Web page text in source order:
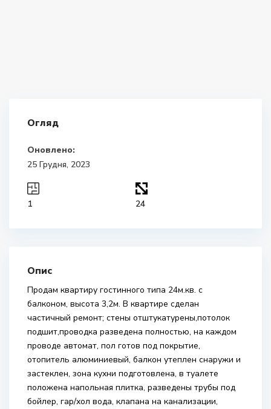
Огляд
Оновлено:
25 Грудня, 2023
1 24
Опис
Продам квартиру гостинного типа 24м.кв. с
балконом, высота 3,2м. В квартире сделан
частичный ремонт; стены отштукатурены,потолок
подшит,проводка разведена полностью, на каждом
проводе автомат, пол готов под покрытие,
отопитель алюминиевый, балкон утеплен снаружи и
застеклен, зона кухни подготовлена, в туалете
положена напольная плитка, разведены трубы под
бойлер, гар/хол вода, клапана на канализации,